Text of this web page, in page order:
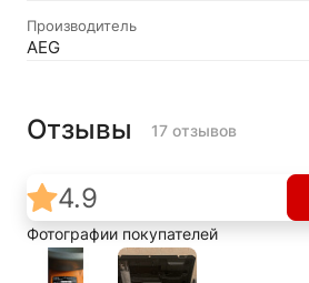
Производитель
AEG
Отзывы 17 отзывов
Фотографии покупателей
4.9